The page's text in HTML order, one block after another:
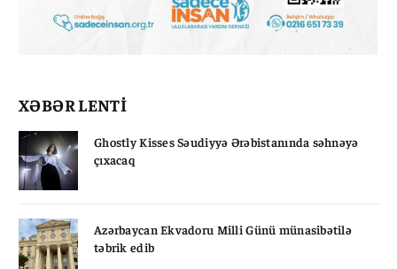
XƏBƏR LENTİ
Ghostly Kisses Səudiyyə Ərəbistanında səhnəyə
çıxacaq
Azərbaycan Ekvadoru Milli Günü münasibətilə
təbrik edib